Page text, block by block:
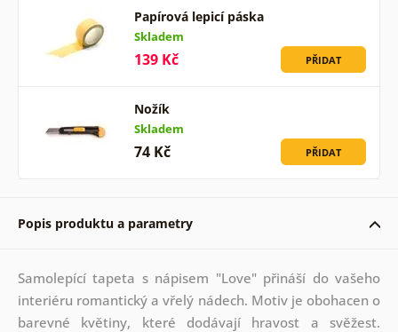
Papírová lepicí páska
Skladem
139 Kč PŘIDAT
Nožík
Skladem
74 Kč PŘIDAT
Popis produktu a parametry
Samolepící tapeta s nápisem "Love" přináší do vašeho
interiéru romantický a vřelý nádech. Motiv je obohacen o
barevné květiny, které dodávají hravost a svěžest.